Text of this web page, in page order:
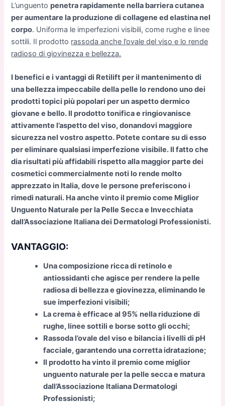
L’unguento penetra rapidamente nella barriera cutanea
per aumentare la produzione di collagene ed elastina nel
corpo. Uniforma le imperfezioni visibili, come rughe e linee
sottili. Il prodotto rassoda anche l’ovale del viso e lo rende
radioso di giovinezza e bellezza.
I benefici e i vantaggi di Retilift per il mantenimento di
una bellezza impeccabile della pelle lo rendono uno dei
prodotti topici più popolari per un aspetto dermico
giovane e bello. Il prodotto tonifica e ringiovanisce
attivamente l’aspetto del viso, donandovi maggiore
sicurezza nel vostro aspetto. Potete contare su di esso
per eliminare qualsiasi imperfezione visibile. Il fatto che
dia risultati più affidabili rispetto alla maggior parte dei
cosmetici commercialmente noti lo rende molto
apprezzato in Italia, dove le persone preferiscono i
rimedi naturali. Ha anche vinto il premio come Miglior
Unguento Naturale per la Pelle Secca e Invecchiata
dall’Associazione Italiana dei Dermatologi Professionisti.
VANTAGGIO:
Una composizione ricca di retinolo e
antiossidanti che agisce per rendere la pelle
radiosa di bellezza e giovinezza, eliminando le
sue imperfezioni visibili;
La crema è efficace al 95% nella riduzione di
rughe, linee sottili e borse sotto gli occhi;
Rassoda l’ovale del viso e bilancia i livelli di pH
facciale, garantendo una corretta idratazione;
Il prodotto ha vinto il premio come miglior
unguento naturale per la pelle secca e matura
dall’Associazione Italiana Dermatologi
Professionisti;